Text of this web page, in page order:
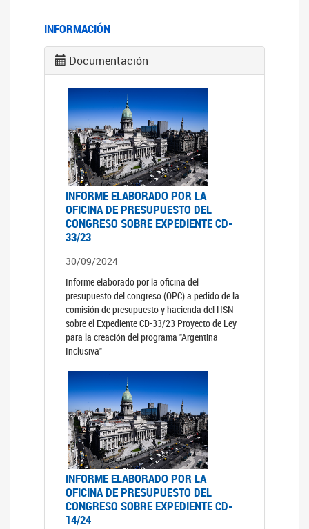
INFORMACIÓN
Documentación
INFORME ELABORADO POR LA
OFICINA DE PRESUPUESTO DEL
CONGRESO SOBRE EXPEDIENTE CD-
33/23
30/09/2024
Informe elaborado por la oficina del
presupuesto del congreso (OPC) a pedido de la
comisión de presupuesto y hacienda del HSN
sobre el Expediente CD-33/23 Proyecto de Ley
para la creación del programa "Argentina
Inclusiva"
INFORME ELABORADO POR LA
OFICINA DE PRESUPUESTO DEL
CONGRESO SOBRE EXPEDIENTE CD-
14/24